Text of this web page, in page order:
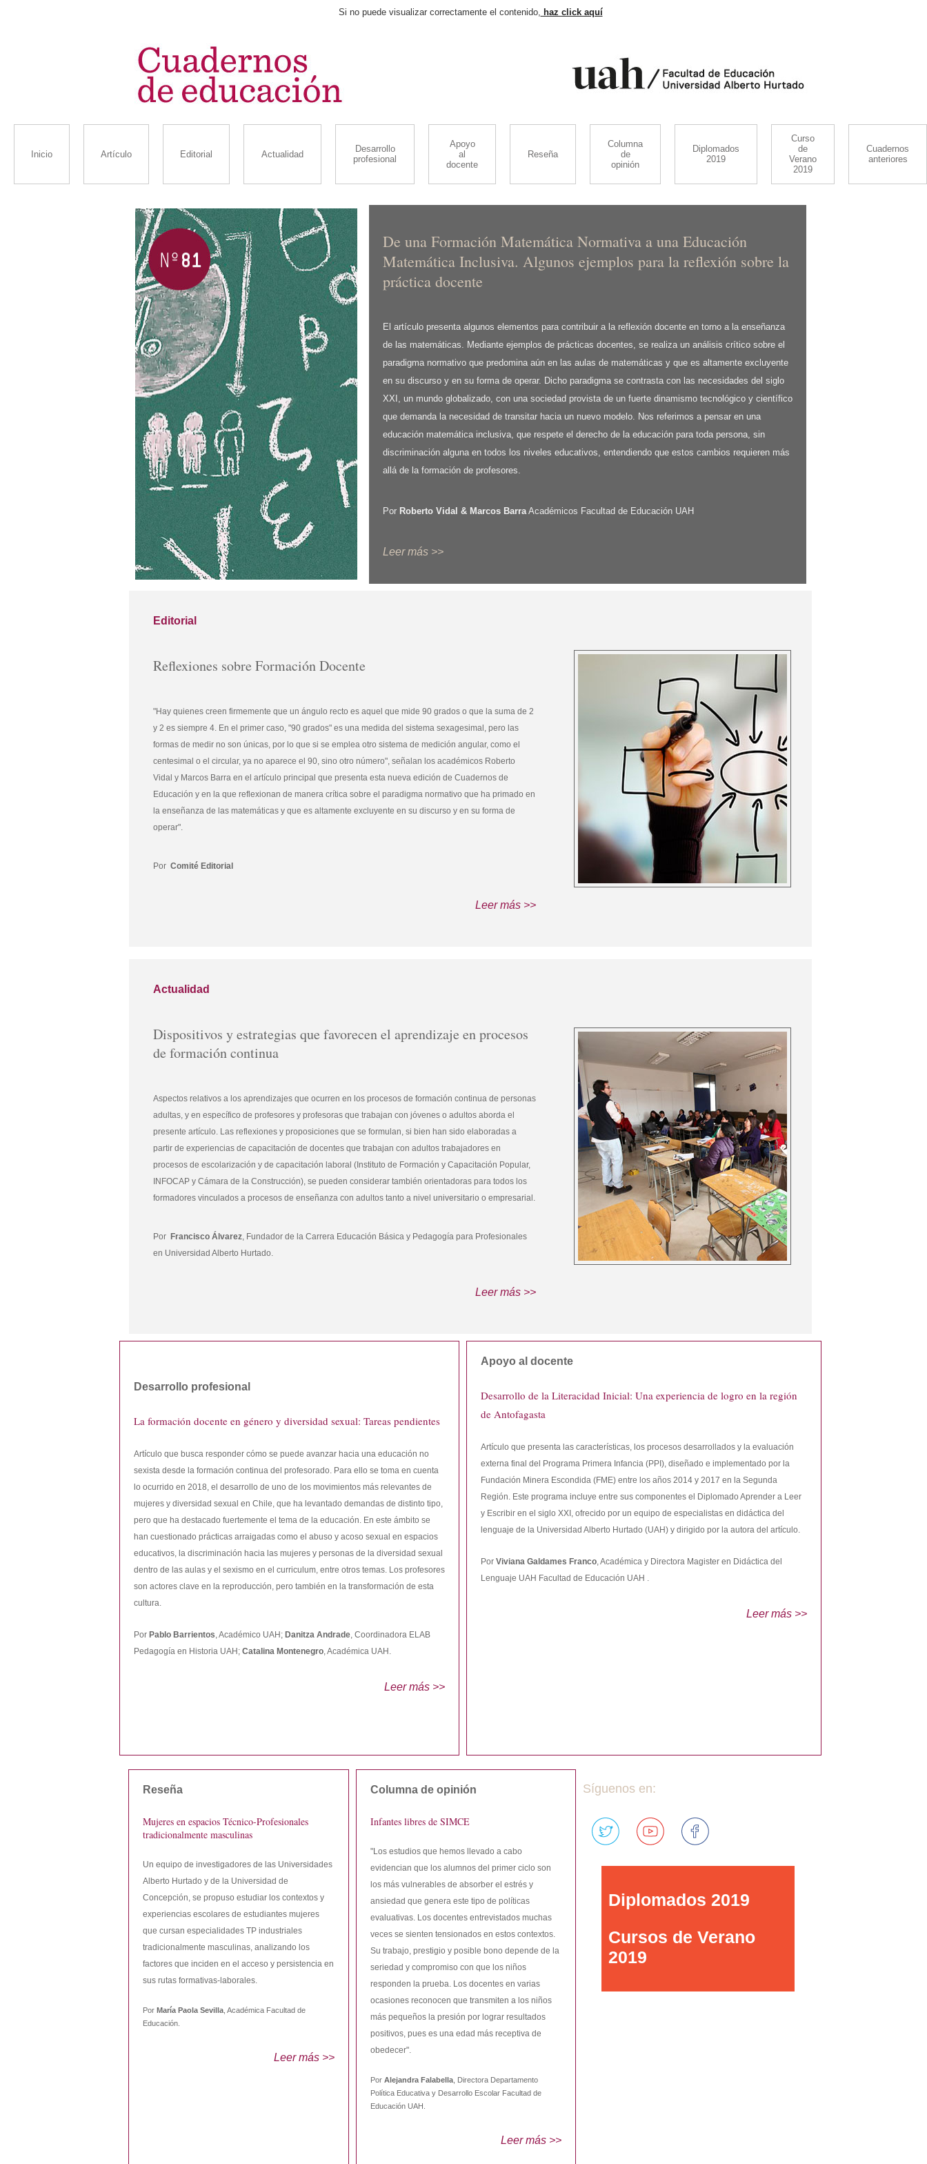
Si no puede visualizar correctamente el contenido, haz click aquí
Inicio Artículo Editorial Actualidad
Desarrollo
profesional
Apoyo
al
docente
Reseña
Columna
de
opinión
Diplomados
2019
Curso
de
Verano
2019
Cuadernos
anteriores
De una Formación Matemática Normativa a una Educación
Matemática Inclusiva. Algunos ejemplos para la reflexión sobre la
práctica docente
El artículo presenta algunos elementos para contribuir a la reflexión docente en torno a la enseñanza
de las matemáticas. Mediante ejemplos de prácticas docentes, se realiza un análisis crítico sobre el
paradigma normativo que predomina aún en las aulas de matemáticas y que es altamente excluyente
en su discurso y en su forma de operar. Dicho paradigma se contrasta con las necesidades del siglo
XXI, un mundo globalizado, con una sociedad provista de un fuerte dinamismo tecnológico y científico
que demanda la necesidad de transitar hacia un nuevo modelo. Nos referimos a pensar en una
educación matemática inclusiva, que respete el derecho de la educación para toda persona, sin
discriminación alguna en todos los niveles educativos, entendiendo que estos cambios requieren más
allá de la formación de profesores.
Por Roberto Vidal & Marcos BarraAcadémicos Facultad de Educación UAH
Leer más>>
Editorial
Reflexiones sobre Formación Docente
"Hay quienes creen firmemente que un ángulo recto es aquel que mide 90 grados o que la suma de 2
y 2 es siempre 4. En el primer caso, "90 grados" es una medida del sistema sexagesimal, pero las
formas de medir no son únicas, por lo que si se emplea otro sistema de medición angular, como el
centesimal o el circular, ya no aparece el 90, sino otro número", señalan los académicos Roberto
Vidal y Marcos Barra en el artículo principal que presenta esta nueva edición de Cuadernos de
Educación y en la que reflexionan de manera crítica sobre el paradigma normativo que ha primado en
la enseñanza de las matemáticas y que es altamente excluyente en su discurso y en su forma de
operar".
Por Comité Editorial
Leer más >>
Actualidad
Dispositivos y estrategias que favorecen el aprendizaje en procesos
de formación continua
Aspectos relativos a los aprendizajes que ocurren en los procesos de formación continua de personas
adultas, y en específico de profesores y profesoras que trabajan con jóvenes o adultos aborda el
presente artículo. Las reflexiones y proposiciones que se formulan, si bien han sido elaboradas a
partir de experiencias de capacitación de docentes que trabajan con adultos trabajadores en
procesos de escolarización y de capacitación laboral (Instituto de Formación y Capacitación Popular,
INFOCAP y Cámara de la Construcción), se pueden considerar también orientadoras para todos los
formadores vinculados a procesos de enseñanza con adultos tanto a nivel universitario o empresarial.
Por Francisco Álvarez, Fundador de la Carrera Educación Básica y Pedagogía para Profesionales
en Universidad Alberto Hurtado.
Leer más >>
Desarrollo profesional
La formación docente en género y diversidad sexual: Tareas pendientes
Artículo que busca responder cómo se puede avanzar hacia una educación no
sexista desde la formación continua del profesorado. Para ello se toma en cuenta
lo ocurrido en 2018, el desarrollo de uno de los movimientos más relevantes de
mujeres y diversidad sexual en Chile, que ha levantado demandas de distinto tipo,
pero que ha destacado fuertemente el tema de la educación. En este ámbito se
han cuestionado prácticas arraigadas como el abuso y acoso sexual en espacios
educativos, la discriminación hacia las mujeres y personas de la diversidad sexual
dentro de las aulas y el sexismo en el curriculum, entre otros temas. Los profesores
son actores clave en la reproducción, pero también en la transformación de esta
cultura.
Por Pablo Barrientos , Académico UAH; Danitza Andrade , Coordinadora ELAB
Pedagogía en Historia UAH; Catalina Montenegro , Académica UAH.
Leer más >>
Apoyo al docente
Desarrollo de la Literacidad Inicial: Una experiencia de logro en la región
de Antofagasta
Artículo que presenta las características, los procesos desarrollados y la evaluación
externa final del Programa Primera Infancia (PPI), diseñado e implementado por la
Fundación Minera Escondida (FME) entre los años 2014 y 2017 en la Segunda
Región. Este programa incluye entre sus componentes el Diplomado Aprender a Leer
y Escribir en el siglo XXI, ofrecido por un equipo de especialistas en didáctica del
lenguaje de la Universidad Alberto Hurtado (UAH) y dirigido por la autora del artículo.
Por Viviana Galdames Franco , Académica y Directora Magister en Didáctica del
Lenguaje UAH Facultad de Educación UAH .
Leer más >>
Reseña
Mujeres en espacios Técnico-Profesionales
tradicionalmente masculinas
Un equipo de investigadores de las Universidades
Alberto Hurtado y de la Universidad de
Concepción, se propuso estudiar los contextos y
experiencias escolares de estudiantes mujeres
que cursan especialidades TP industriales
tradicionalmente masculinas, analizando los
factores que inciden en el acceso y persistencia en
sus rutas formativas-laborales.
Por María Paola Sevilla, Académica Facultad de
Educación.
Leer más >>
Columna de opinión
Infantes libres de SIMCE
"Los estudios que hemos llevado a cabo
evidencian que los alumnos del primer ciclo son
los más vulnerables de absorber el estrés y
ansiedad que genera este tipo de políticas
evaluativas. Los docentes entrevistados muchas
veces se sienten tensionados en estos contextos.
Su trabajo, prestigio y posible bono depende de la
seriedad y compromiso con que los niños
responden la prueba. Los docentes en varias
ocasiones reconocen que transmiten a los niños
más pequeños la presión por lograr resultados
positivos, pues es una edad más receptiva de
obedecer".
Por Alejandra Falabella, Directora Departamento
Política Educativa y Desarrollo Escolar Facultad de
Educación UAH.
Leer más >>
Síguenos en:
Diplomados 2019
Cursos de Verano
2019